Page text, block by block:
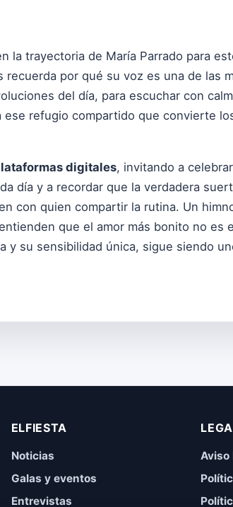
la trayectoria de María Parrado para
por qué su voz es una de las
del día, para escuchar con
refugio compartido que convierte
digitales, invitando a
día y a recordar que la verdadera
con quien compartir la rutina. Un
que el amor más bonito no es
y su sensibilidad única, sigue siendo
ELFIESTA
Noticias
Galas y eventos
Entrevistas
Aviso